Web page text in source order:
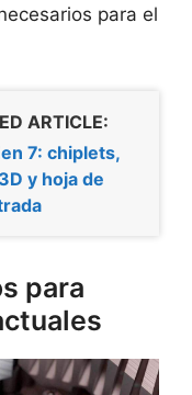
para el
ARTICLE:
7: chiplets,
y hoja de
para